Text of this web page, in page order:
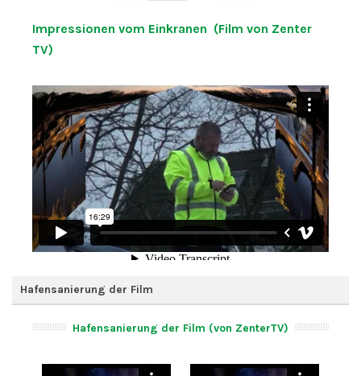
Impressionen vom Einkranen (Film von Zenter
TV)
Hafensanierung der Film
Hafensanierung der Film (von ZenterTV)